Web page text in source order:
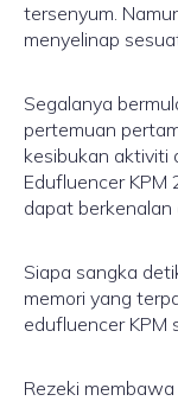
tersenyum.
menyelinap
Segalanya
pertemuan
kesibukan aktiviti
Edufluencer
dapat berkenalan
Siapa sangka
memori yang
edufluencer KPM
Rezeki